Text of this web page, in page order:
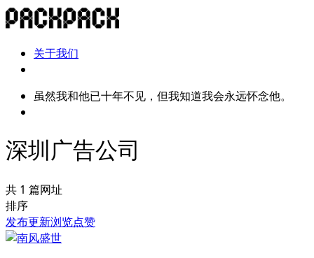
关于我们
虽然我和他已十年不见，但我知道我会永远怀念他。
深圳广告公司
共 1 篇网址
排序
发布更新浏览点赞